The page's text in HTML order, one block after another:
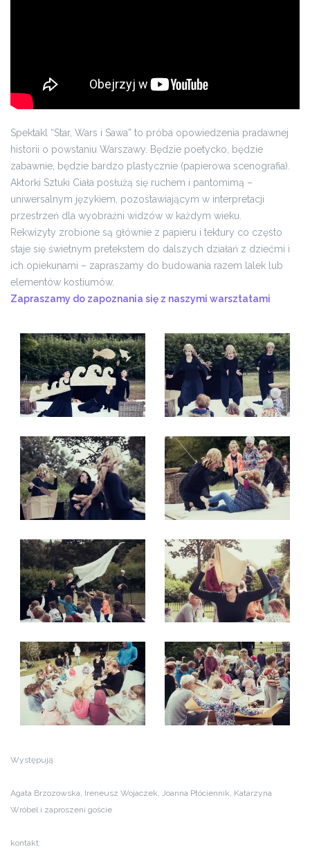
Spektakl “Star, Wars i Sawa” to próba opowiedzenia pradawnej
historii o powstaniu Warszawy. Będzie poetycko, będzie
zabawnie, będzie bardzo plastycznie (papierowa scenografia).
Aktorki Sztuki Ciała posłużą się ruchem i pantomimą –
uniwersalnym językiem, pozostawiającym w interpretacji
przestrzeń dla wyobraźni widzów w każdym wieku.
Rekwizyty zrobione są głównie z papieru i tektury co często
staje się świetnym pretekstem do dalszych działań z dziećmi i
ich opiekunami – zapraszamy do budowania razem lalek lub
elementów kostiumów.
Zapraszamy do zapoznania się z naszymi warsztatami
Występują:
Agata Brzozowska, Ireneusz Wojaczek, Joanna Płóciennik, Katarzyna
Wróbel i zaproszeni goście
kontakt: